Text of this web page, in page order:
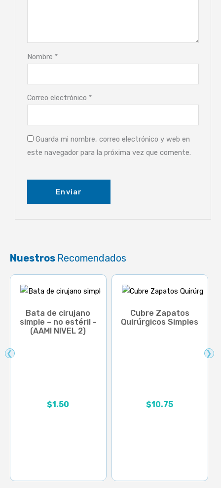
Nombre *
Correo electrónico *
Guarda mi nombre, correo electrónico y web en
este navegador para la próxima vez que comente.
Nuestros Recomendados
❮ ❯
Bata de cirujano
simple – no estéril -
(AAMI NIVEL 2)
$1.50
Cubre Zapatos
Quirúrgicos Simples
$10.75